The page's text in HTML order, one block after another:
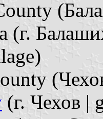
(г.
(г. Чехов |